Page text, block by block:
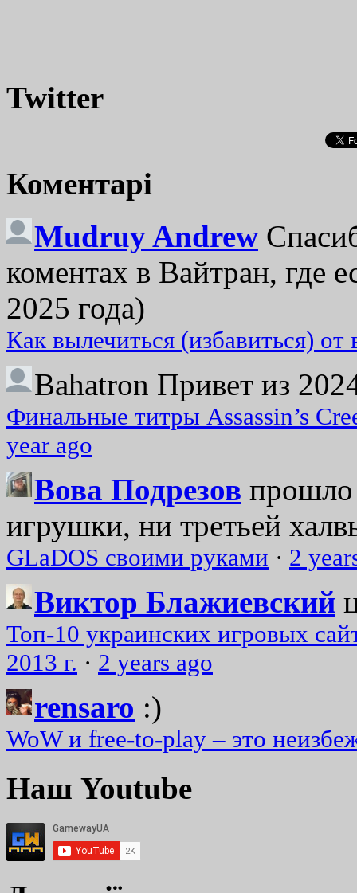
Twitter
Коментарі
Mudruy Andrew
коментах в Вайтран, где
2025 года)
Как вылечиться (избавиться)
Bahatron Привет из
Финальные титры Assassin’s
year ago
Вова Подрезов прошло
игрушки, ни третьей
GLaDOS своими руками · 2
Виктор Блажиевский
Топ-10 украинских игровых
2013 г. · 2 years ago
rensaro :)
WoW и free-to-play – это
Наш Youtube